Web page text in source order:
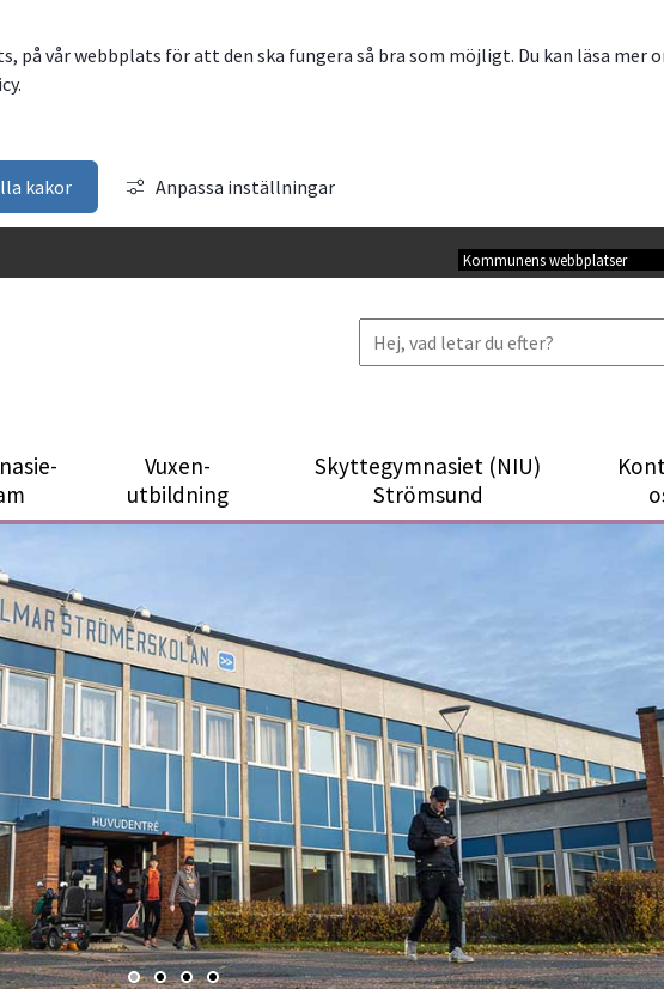
på vår webbplats för att den ska fungera så bra som möjligt. Du kan läsa mer
kakor Anpassa inställningar
Kommunala webbplatser
Vuxen­
utbildning
Skytte­gymnasiet (NIU)
Strömsund